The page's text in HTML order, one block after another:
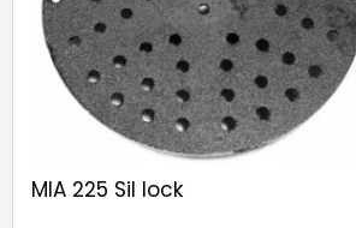
MIA 225 Sil lock